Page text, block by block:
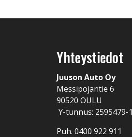
Yhteystiedot
Juuson Auto Oy
Messipojantie 6
90520 OULU
Y-tunnus: 2595479-1
Puh. 0400 922 911